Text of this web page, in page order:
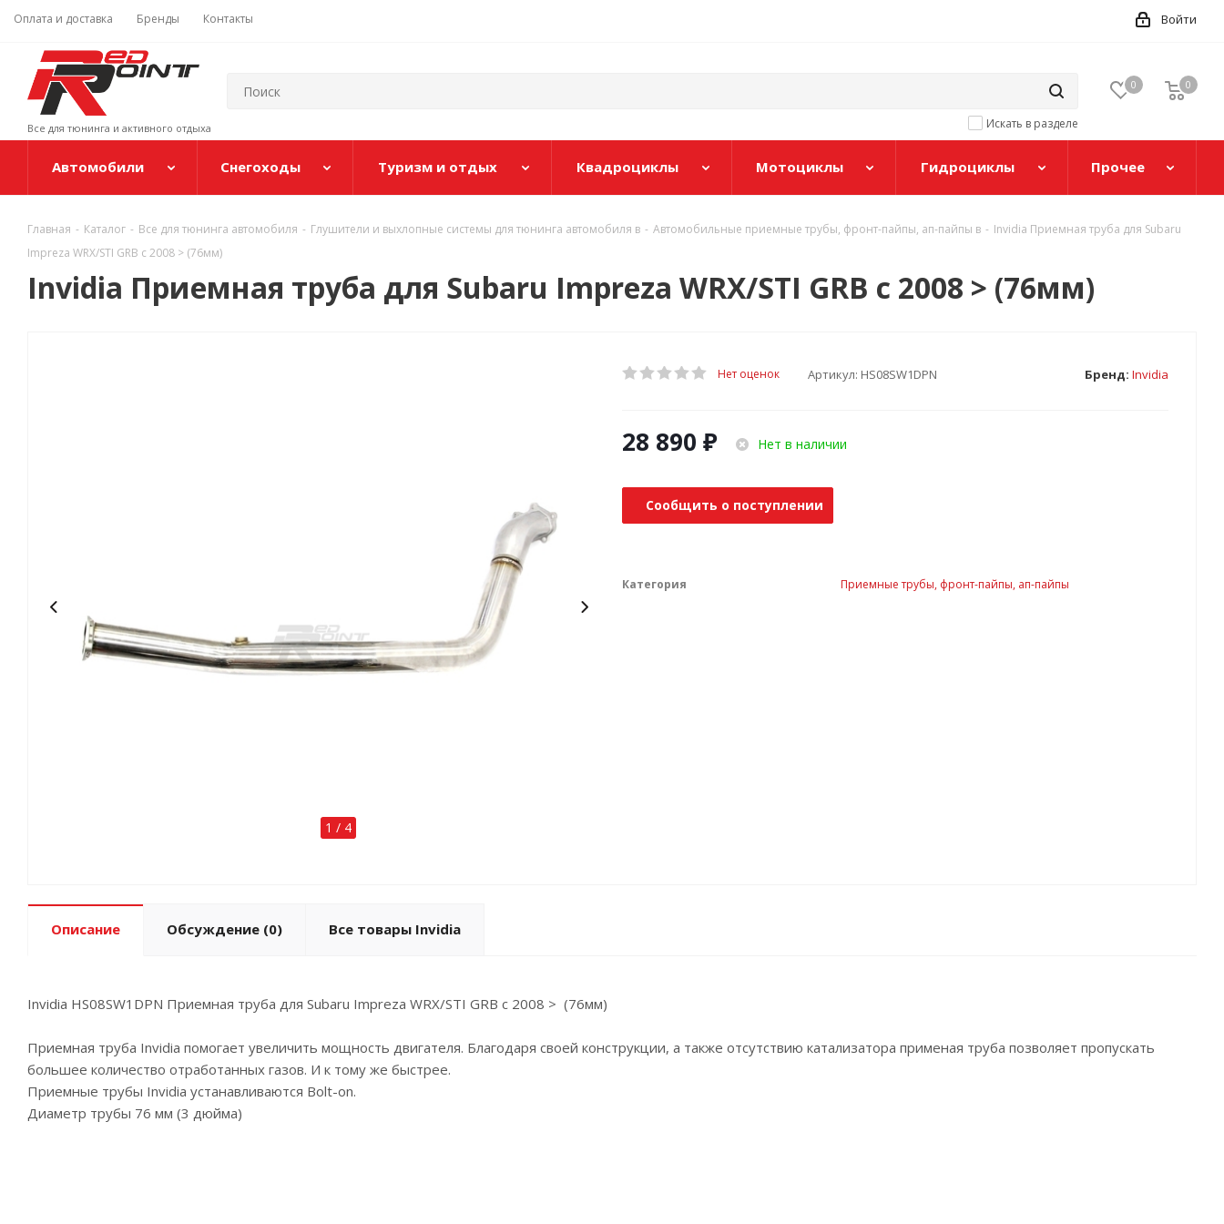
Оплата и доставка Бренды Контакты Войти
Все для тюнинга и активного отдыха Искать в разделе
0 0
Автомобили Снегоходы Туризм и отдых Квадроциклы Мотоциклы Гидроциклы Прочее
Главная - Каталог - Все для тюнинга автомобиля - Глушители и выхлопные системы для тюнинга автомобиля в - Автомобильные приемные трубы, фронт-пайпы, ап-пайпы в - Invidia Приемная труба для Subaru
Impreza WRX/STI GRB c 2008 > (76мм)
Invidia Приемная труба для Subaru Impreza WRX/STI GRB c 2008 > (76мм)
1 / 4
Нет оценок Артикул: HS08SW1DPN Бренд: Invidia
28 890 ₽ Нет в наличии
Сообщить о поступлении
Категория Приемные трубы, фронт-пайпы, ап-пайпы
Описание Обсуждение (0) Все товары Invidia
Invidia HS08SW1DPN Приемная труба для Subaru Impreza WRX/STI GRB c 2008 > (76мм)
Приемная труба Invidia помогает увеличить мощность двигателя. Благодаря своей конструкции, а также отсутствию катализатора применая труба позволяет пропускать
большее количество отработанных газов. И к тому же быстрее.
Приемные трубы Invidia устанавливаются Bolt-on.
Диаметр трубы 76 мм (3 дюйма)